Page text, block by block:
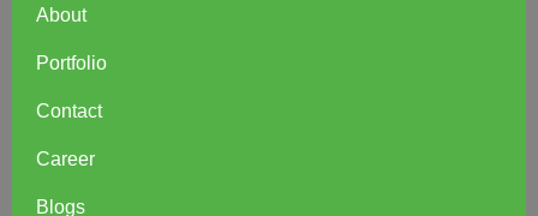
About
Portfolio
Contact
Career
Blogs